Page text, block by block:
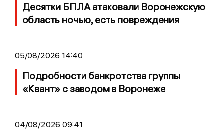
Десятки БПЛА атаковали Воронежскую
область ночью, есть повреждения
05/08/2026 14:40
Подробности банкротства группы
«Квант» с заводом в Воронеже
04/08/2026 09:41